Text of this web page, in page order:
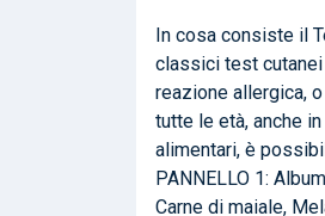
In cosa consiste il
classici test
reazione allergica,
tutte le età, anche
alimentari, è
PANNELLO 1:
Carne di maiale,